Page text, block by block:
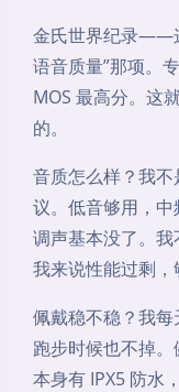
金氏世界纪录——
语音质量”那项。
MOS 最高分。这
的。
音质怎么样？我
议。低音够用，
调声基本没了。
我来说性能过剩，
佩戴稳不稳？我每
跑步时候也不掉
本身有 IPX5 防水